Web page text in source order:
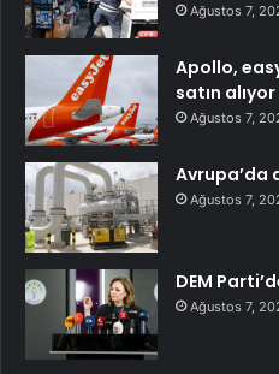
Ağustos 7,
Apollo,
satın alıyor
Ağustos 7,
Avrupa’da
Ağustos 7,
DEM
Ağustos 7,